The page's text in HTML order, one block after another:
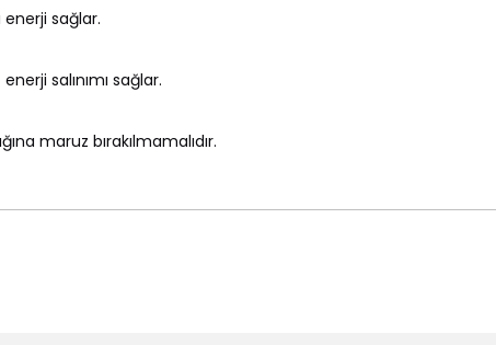
enerji sağlar.
salınımı sağlar.
maruz bırakılmamalıdır.